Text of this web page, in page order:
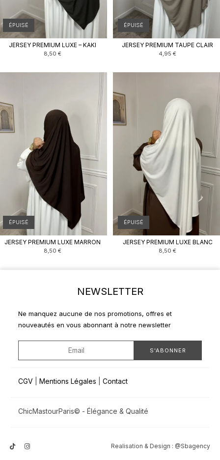
ÉPUISÉ
JERSEY PREMIUM LUXE – KAKI
8,50 €
ÉPUISÉ
JERSEY PREMIUM TAUPE CLAIR
4,95 €
ÉPUISÉ
JERSEY PREMIUM LUXE MARRON
8,50 €
ÉPUISÉ
JERSEY PREMIUM LUXE BLANC
8,50 €
NEWSLETTER
Ne manquez aucune de nos promotions, offres et
nouveautés en vous abonnant à notre newsletter
CGV |Mentions Légales |Contact
ChicMastourParis© - Élégance & Qualité
Realisation & Design : @Sbagency